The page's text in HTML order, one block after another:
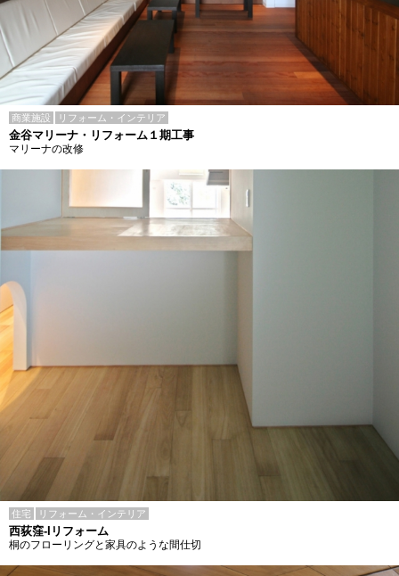
商業施設 リフォーム・インテリア
金谷マリーナ・リフォーム１期工事
マリーナの改修
住宅 リフォーム・インテリア
西荻窪-Iリフォーム
桐のフローリングと家具のような間仕切